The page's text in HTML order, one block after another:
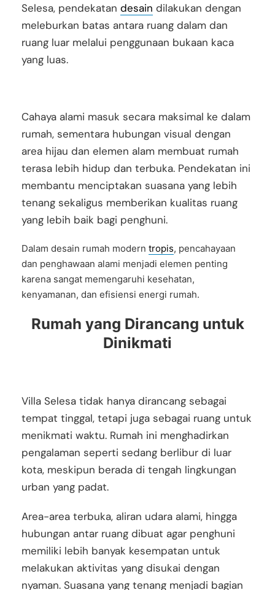
Selesa, pendekatan desain dilakukan dengan
meleburkan batas antara ruang dalam dan
ruang luar melalui penggunaan bukaan kaca
yang luas.
Cahaya alami masuk secara maksimal ke dalam
rumah, sementara hubungan visual dengan
area hijau dan elemen alam membuat rumah
terasa lebih hidup dan terbuka. Pendekatan ini
membantu menciptakan suasana yang lebih
tenang sekaligus memberikan kualitas ruang
yang lebih baik bagi penghuni.
Dalam desain rumah modern tropis, pencahayaan
dan penghawaan alami menjadi elemen penting
karena sangat memengaruhi kesehatan,
kenyamanan, dan efisiensi energi rumah.
Rumah yang Dirancang untuk
Dinikmati
Villa Selesa tidak hanya dirancang sebagai
tempat tinggal, tetapi juga sebagai ruang untuk
menikmati waktu. Rumah ini menghadirkan
pengalaman seperti sedang berlibur di luar
kota, meskipun berada di tengah lingkungan
urban yang padat.
Area-area terbuka, aliran udara alami, hingga
hubungan antar ruang dibuat agar penghuni
memiliki lebih banyak kesempatan untuk
melakukan aktivitas yang disukai dengan
nyaman. Suasana yang tenang menjadi bagian